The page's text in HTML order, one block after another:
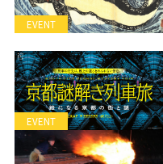
EVENT
EVENT